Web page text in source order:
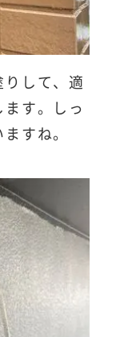
りして、適
す。しっ
すね。